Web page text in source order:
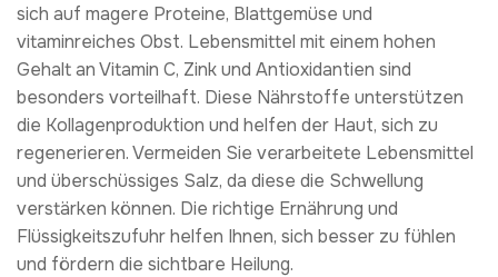
sich auf magere Proteine, Blattgemüse und
vitaminreiches Obst. Lebensmittel mit einem hohen
Gehalt an Vitamin C, Zink und Antioxidantien sind
besonders vorteilhaft. Diese Nährstoffe unterstützen
die Kollagenproduktion und helfen der Haut, sich zu
regenerieren. Vermeiden Sie verarbeitete Lebensmittel
und überschüssiges Salz, da diese die Schwellung
verstärken können. Die richtige Ernährung und
Flüssigkeitszufuhr helfen Ihnen, sich besser zu fühlen
und fördern die sichtbare Heilung.